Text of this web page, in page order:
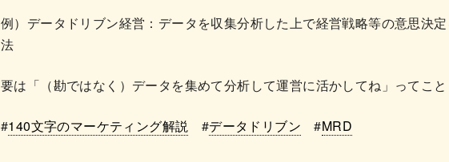
例）データドリブン経営：データを収集分析した上で経営戦略等の意思決
法
要は「（勘ではなく）データを集めて分析して運営に活かしてね」ってこと
#140文字のマーケティング解説 #データドリブン #MRD